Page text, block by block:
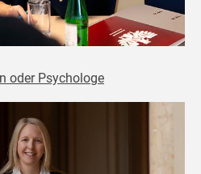
oder Psychologe